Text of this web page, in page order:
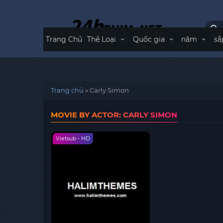
Trang Chủ Thể Loại Quốc gia năm
Trang chủ »Carly Simon
MOVIE BY ACTOR: CARLY SIMON
Vietsub - HD